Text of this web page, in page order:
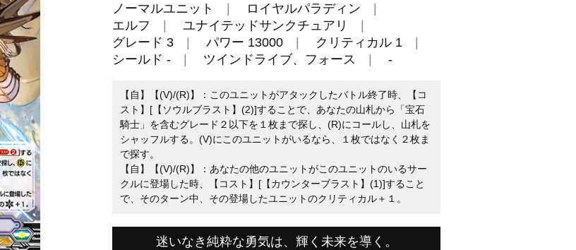
ノーマルユニット
ロイヤルパラディン
エルフ
ユナイテッドサンクチュアリ
グレード 3
パワー 13000
クリティカル 1
シールド -
ツインドライブ、フォース -
【自】【(V)/(R)】：このユニットがアタックしたバトル終了時、【コ
スト】[【ソウルブラスト】(2)]することで、あなたの山札から「宝石
騎士」を含むグレード２以下を１枚まで探し、(R)にコールし、山札を
シャッフルする。(V)にこのユニットがいるなら、１枚ではなく２枚ま
で探す。
【自】【(V)/(R)】：あなたの他のユニットがこのユニットのいるサー
クルに登場した時、【コスト】[【カウンターブラスト】(1)]すること
で、そのターン中、その登場したユニットのクリティカル＋１。
迷いなき純粋な勇気は、輝く未来を導く。